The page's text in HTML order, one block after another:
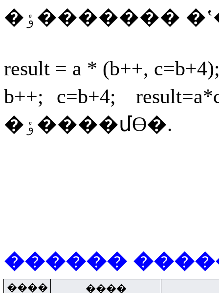
�ٶ�������
result = a * (b++,
b++;
c=b+4;
�ٶ����մϴ�.
������
����
����